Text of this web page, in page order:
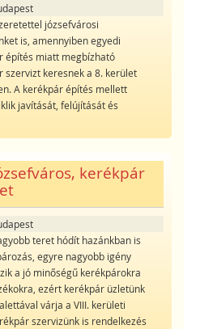
józsefvárosi
is, amennyiben egyedi
építés miatt megbízható
szervizt keresnek a 8. kerület
A kerékpár építés mellett
javítását, felújítását és
kerékpár
teret hódít hazánkban is
egyre nagyobb igény
a jó minőségű kerékpárokra
ezért kerékpár üzletünk
várja a VIII. kerületi
szervizünk is rendelkezés